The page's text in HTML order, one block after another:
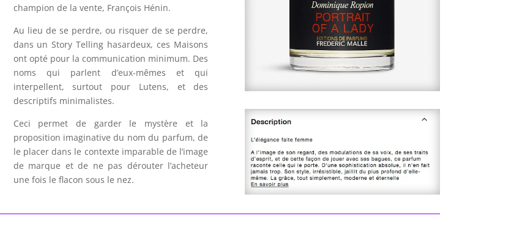
champion de la vente, François Hénin.
Au lieu de se perdre, ou risquer de se perdre,
dans un Story Telling hasardeux, ces Maisons
ont opté pour la communication minimum. Des
noms qui parlent d’eux-mêmes et qui
interpellent, surtout pour Lutens, et des
descriptifs minimalistes.
Ceci permet de garder le mystère et la
proposition imaginative du nom du parfum, de
le placer dans le contexte imparable de l’image
de marque et de ne pas dérouter l’acheteur
une fois le flacon sous le nez.